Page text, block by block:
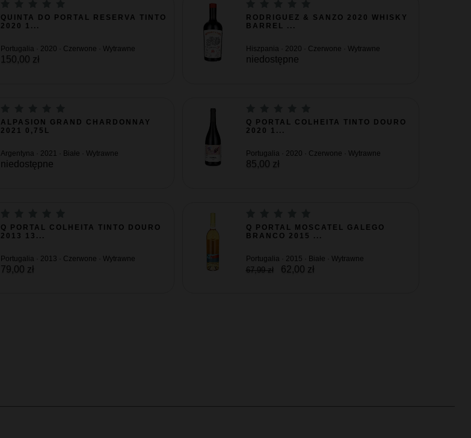
QUINTA DO PORTAL RESERVA TINTO
2020 1...
Portugalia · 2020 · Czerwone · Wytrawne
150,00 zł
RODRIGUEZ & SANZO 2020 WHISKY
BARREL ...
Hiszpania · 2020 · Czerwone · Wytrawne
niedostępne
ALPASION GRAND CHARDONNAY
2021 0,75L
Argentyna · 2021 · Białe · Wytrawne
niedostępne
Q PORTAL COLHEITA TINTO DOURO
2020 1...
Portugalia · 2020 · Czerwone · Wytrawne
85,00 zł
Q PORTAL COLHEITA TINTO DOURO
2013 13...
Portugalia · 2013 · Czerwone · Wytrawne
79,00 zł
Q PORTAL MOSCATEL GALEGO
BRANCO 2015 ...
Portugalia · 2015 · Białe · Wytrawne
67,99 zł 62,00 zł